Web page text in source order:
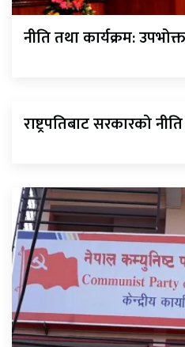
नीति तथा कार्यक्रम:
राष्ट्रपतिबाट सरकारको